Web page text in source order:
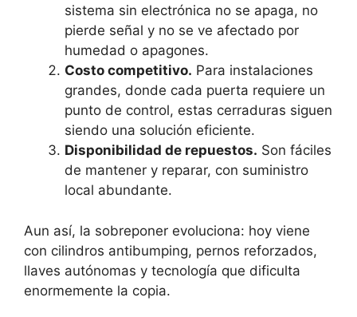
sistema sin electrónica no se apaga, no
pierde señal y no se ve afectado por
humedad o apagones.
Costo competitivo. Para instalaciones
grandes, donde cada puerta requiere un
punto de control, estas cerraduras siguen
siendo una solución eficiente.
Disponibilidad de repuestos. Son fáciles
de mantener y reparar, con suministro
local abundante.
Aun así, la sobreponer evoluciona: hoy viene
con cilindros antibumping, pernos reforzados,
llaves autónomas y tecnología que dificulta
enormemente la copia.